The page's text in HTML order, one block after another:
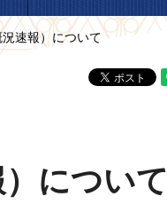
速報）について
について